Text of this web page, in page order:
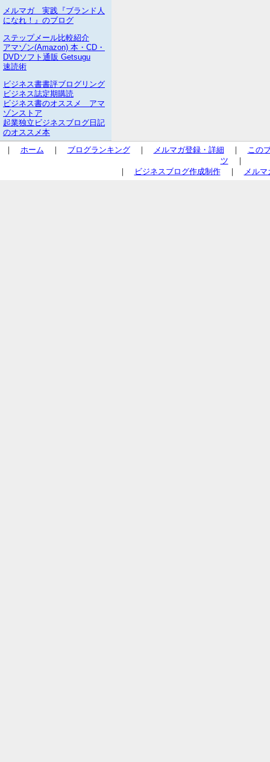
メルマガ 実践『ブランド人
になれ！』のブログ
ステップメール比較紹介
アマゾン(Amazon) 本・CD・
DVDソフト通販 Getsugu
速読術
ビジネス書書評ブログリング
ビジネス誌定期購読
ビジネス書のオススメ アマ
ゾンストア
起業独立ビジネスブログ日記
のオススメ本
｜ ホーム ｜ ブログランキング｜ メルマガ登録・詳細 ｜ この
ツ ｜
｜
ビジネスブログ作成制作｜ メル